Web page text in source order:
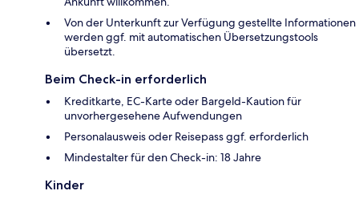
Von der Unterkunft zur Verfügung gestellte Informationen
werden ggf. mit automatischen Übersetzungstools
übersetzt.
Beim Check-in erforderlich
Kreditkarte, EC-Karte oder Bargeld-Kaution für
unvorhergesehene Aufwendungen
Personalausweis oder Reisepass ggf. erforderlich
Mindestalter für den Check-in: 18 Jahre
Kinder